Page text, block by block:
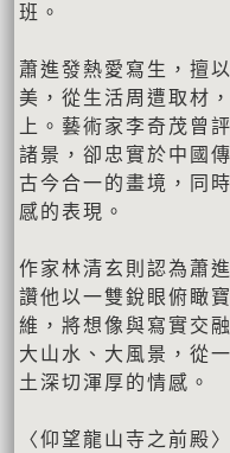
班。
蕭進發熱愛寫生，擅
美，從生活周遭取材
上。藝術家李奇茂曾
諸景，卻忠實於中國
古今合一的畫境，同
感的表現。
作家林清玄則認為蕭
讚他以一雙銳眼俯瞰
維，將想像與寫實交
大山水、大風景，從
土深切渾厚的情感。
〈仰望龍山寺之前殿